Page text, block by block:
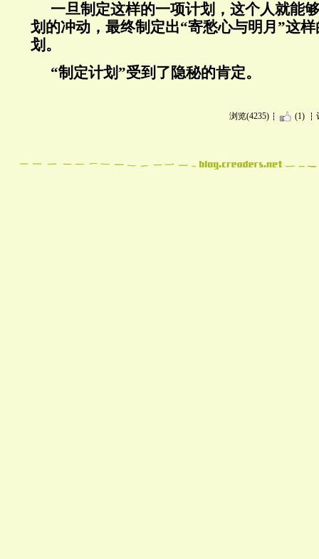
一旦制定这样的一项计划，这个人就能
划的冲动，最终制定出“寄愁心与明月”这
划。
“制定计划”受到了隐秘的肯定。
浏览(4235) (1)